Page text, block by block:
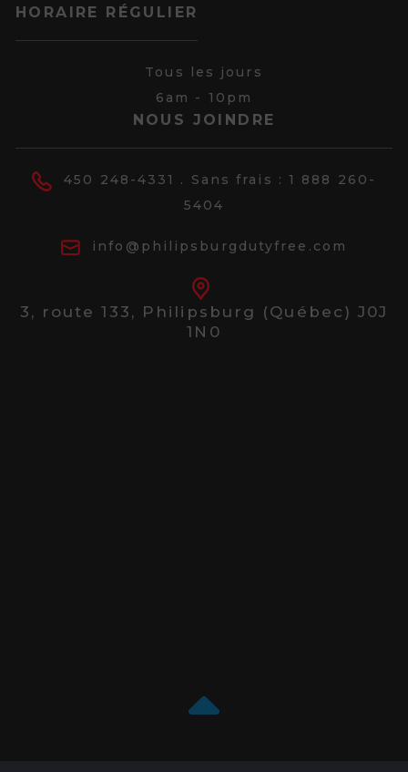
HORAIRE RÉGULIER
Tous les jours
6am - 10pm
NOUS JOINDRE
450 248-4331 . Sans frais : 1 888 260-
5404
info@philipsburgdutyfree.com
3, route 133, Philipsburg (Québec) J0J
1N0